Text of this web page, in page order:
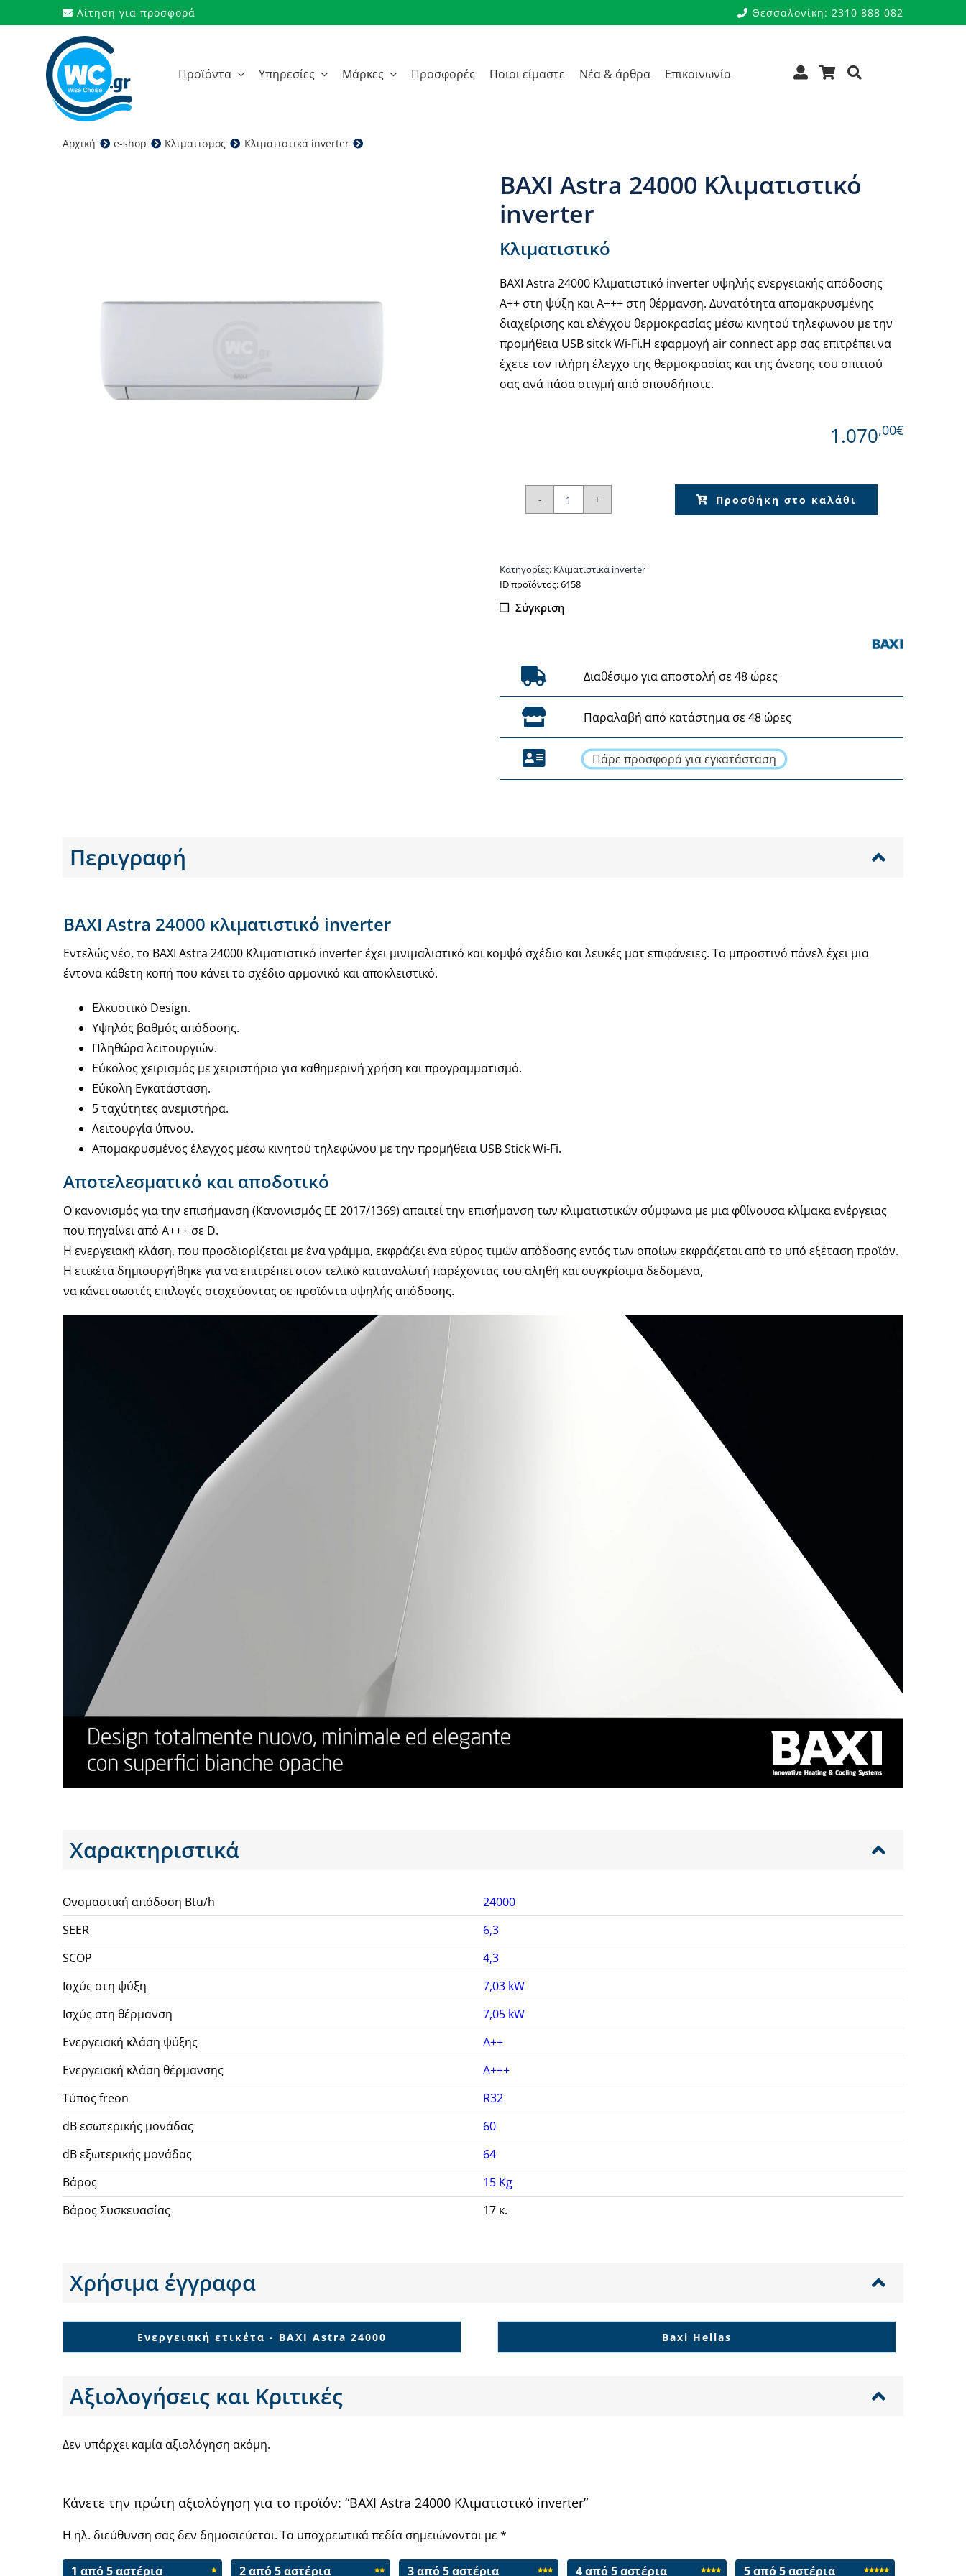
στο
περιεχόμενο
Αίτηση για προσφορά Θεσσαλονίκη: 2310 888 082
Προϊόντα Υπηρεσίες Μάρκες Προσφορές Ποιοι είμαστε Νέα & άρθρα Επικοινωνία
Αρχική e-shop Κλιματισμός Κλιματιστικά inverter
BAXI Astra 24000 Κλιματιστικό
inverter
Κλιματιστικό
BAXI Astra 24000 Κλιματιστικό inverter υψηλής ενεργειακής απόδοσης
Α++ στη ψύξη και Α+++ στη θέρμανση. Δυνατότητα απομακρυσμένης
διαχείρισης και ελέγχου θερμοκρασίας μέσω κινητού τηλεφωνου με την
προμήθεια USB sitck Wi-Fi.Η εφαρμογή air connect app σας επιτρέπει να
έχετε τον πλήρη έλεγχο της θερμοκρασίας και της άνεσης του σπιτιού
σας ανά πάσα στιγμή από οπουδήποτε.
1.070,00€
BAXI
inverter
Προσθήκη στο καλάθι
Κατηγορίες: Κλιματιστικά inverter
ΙD προϊόντος: 6158
Σύγκριση
Διαθέσιμο για αποστολή σε 48 ώρες
Παραλαβή από κατάστημα σε 48 ώρες
Πάρε προσφορά για εγκατάσταση
Περιγραφή
BAXI Astra 24000 κλιματιστικό inverter
Εντελώς νέο, το BAXI Astra 24000 Κλιματιστικό inverter έχει μινιμαλιστικό και κομψό σχέδιο και λευκές ματ επιφάνειες. Το μπροστινό πάνελ έχει μια
έντονα κάθετη κοπή που κάνει το σχέδιο αρμονικό και αποκλειστικό.
Ελκυστικό Design.
Υψηλός βαθμός απόδοσης.
Πληθώρα λειτουργιών.
Εύκολος χειρισμός με χειριστήριο για καθημερινή χρήση και προγραμματισμό.
Εύκολη Εγκατάσταση.
5 ταχύτητες ανεμιστήρα.
Λειτουργία ύπνου.
Απομακρυσμένος έλεγχος μέσω κινητού τηλεφώνου με την προμήθεια USB Stick Wi-Fi.
Αποτελεσματικό και αποδοτικό
Ο κανονισμός για την επισήμανση (Κανονισμός ΕΕ 2017/1369) απαιτεί την επισήμανση των κλιματιστικών σύμφωνα με μια φθίνουσα κλίμακα ενέργειας
που πηγαίνει από A+++ σε D.
Η ενεργειακή κλάση, που προσδιορίζεται με ένα γράμμα, εκφράζει ένα εύρος τιμών απόδοσης εντός των οποίων εκφράζεται από το υπό εξέταση προϊόν.
Η ετικέτα δημιουργήθηκε για να επιτρέπει στον τελικό καταναλωτή παρέχοντας του αληθή και συγκρίσιμα δεδομένα,
να κάνει σωστές επιλογές στοχεύοντας σε προϊόντα υψηλής απόδοσης.
Χαρακτηριστικά
Ονομαστική απόδοση Btu/h
24000
SEER
6,3
SCOP
4,3
Ισχύς στη ψύξη
7,03 kW
Ισχύς στη θέρμανση
7,05 kW
Ενεργειακή κλάση ψύξης
A++
Ενεργειακή κλάση θέρμανσης
A+++
Τύπος freon
R32
dB εσωτερικής μονάδας
60
dB εξωτερικής μονάδας
64
Βάρος
15 Kg
Βάρος Συσκευασίας
17 κ.
Χρήσιμα έγγραφα
Ενεργειακή ετικέτα - BAXI Astra 24000 Baxi Hellas
Αξιολογήσεις και Κριτικές
Δεν υπάρχει καμία αξιολόγηση ακόμη.
Κάνετε την πρώτη αξιολόγηση για το προϊόν: “BAXI Astra 24000 Κλιματιστικό inverter”
Η ηλ. διεύθυνση σας δεν δημοσιεύεται. Τα υποχρεωτικά πεδία σημειώνονται με *
1 από 5 αστέρια 2 από 5 αστέρια 3 από 5 αστέρια 4 από 5 αστέρια 5 από 5 αστέρια